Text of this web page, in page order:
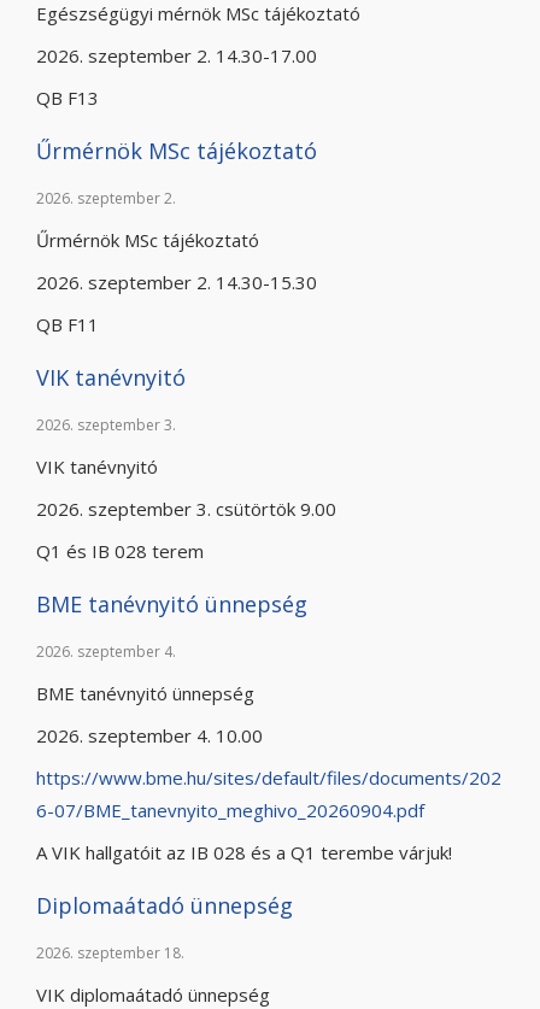
Egészségügyi mérnök MSc tájékoztató
2026. szeptember 2. 14.30-17.00
QB F13
Űrmérnök MSc tájékoztató
2026. szeptember 2.
Űrmérnök MSc tájékoztató
2026. szeptember 2. 14.30-15.30
QB F11
VIK tanévnyitó
2026. szeptember 3.
VIK tanévnyitó
2026. szeptember 3. csütörtök 9.00
Q1 és IB 028 terem
BME tanévnyitó ünnepség
2026. szeptember 4.
BME tanévnyitó ünnepség
2026. szeptember 4. 10.00
https://www.bme.hu/sites/default/files/documents/202
6-07/BME_tanevnyito_meghivo_20260904.pdf
A VIK hallgatóit az IB 028 és a Q1 terembe várjuk!
Diplomaátadó ünnepség
2026. szeptember 18.
VIK diplomaátadó ünnepség